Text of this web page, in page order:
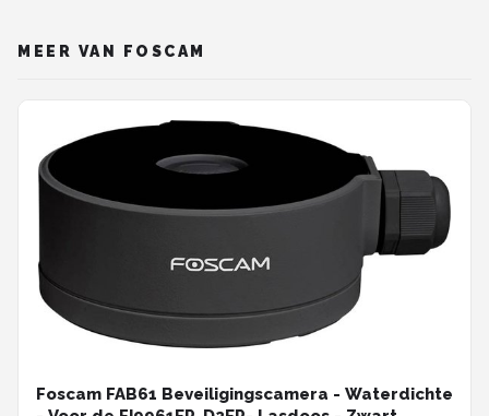
MEER VAN FOSCAM
Foscam FAB61 Beveiligingscamera - Waterdichte